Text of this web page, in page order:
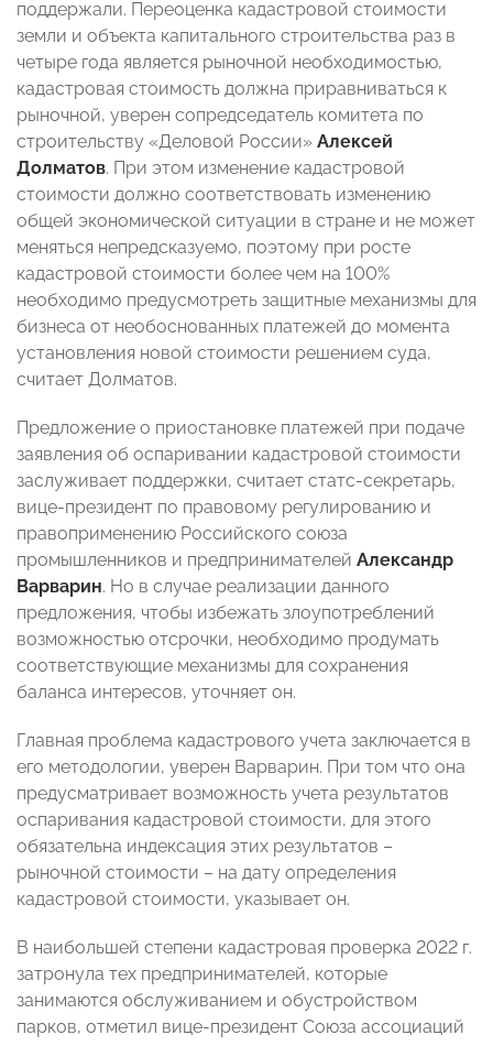
поддержали. Переоценка кадастровой стоимости
земли и объекта капитального строительства раз в
четыре года является рыночной необходимостью,
кадастровая стоимость должна приравниваться к
рыночной, уверен сопредседатель комитета по
строительству «Деловой России» Алексей
Долматов. При этом изменение кадастровой
стоимости должно соответствовать изменению
общей экономической ситуации в стране и не может
меняться непредсказуемо, поэтому при росте
кадастровой стоимости более чем на 100%
необходимо предусмотреть защитные механизмы для
бизнеса от необоснованных платежей до момента
установления новой стоимости решением суда,
считает Долматов.
Предложение о приостановке платежей при подаче
заявления об оспаривании кадастровой стоимости
заслуживает поддержки, считает статс-секретарь,
вице-президент по правовому регулированию и
правоприменению Российского союза
промышленников и предпринимателей Александр
Варварин. Но в случае реализации данного
предложения, чтобы избежать злоупотреблений
возможностью отсрочки, необходимо продумать
соответствующие механизмы для сохранения
баланса интересов, уточняет он.
Главная проблема кадастрового учета заключается в
его методологии, уверен Варварин. При том что она
предусматривает возможность учета результатов
оспаривания кадастровой стоимости, для этого
обязательна индексация этих результатов –
рыночной стоимости – на дату определения
кадастровой стоимости, указывает он.
В наибольшей степени кадастровая проверка 2022 г.
затронула тех предпринимателей, которые
занимаются обслуживанием и обустройством
парков, отметил вице-президент Союза ассоциаций